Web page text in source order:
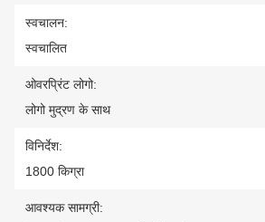
स्वचालन:
स्वचालित
ओवरप्रिंट लोगो:
लोगो मुद्रण के साथ
विनिर्देश:
1800 किग्रा
आवश्यक सामग्री: